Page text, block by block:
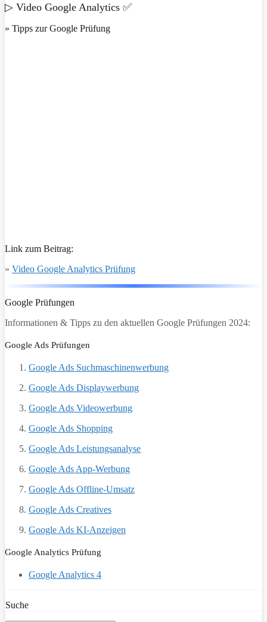
▷ Video Google Analytics ✅
» Tipps zur Google Prüfung
Link zum Beitrag:
» Video Google Analytics Prüfung
Google Prüfungen
Informationen & Tipps zu den aktuellen Google Prüfungen 2024:
Google Ads Prüfungen
Google Ads Suchmaschinenwerbung
Google Ads Displaywerbung
Google Ads Videowerbung
Google Ads Shopping
Google Ads Leistungsanalyse
Google Ads App-Werbung
Google Ads Offline-Umsatz
Google Ads Creatives
Google Ads KI-Anzeigen
Google Analytics Prüfung
Google Analytics 4
Suche